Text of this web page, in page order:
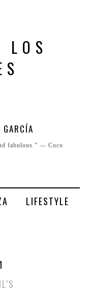
LOS
fabulous.” ― Coco
LIFESTYLE